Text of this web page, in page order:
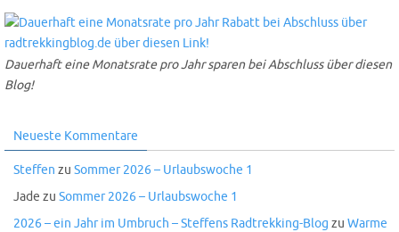
Dauerhaft eine Monatsrate pro Jahr sparen bei Abschluss über diesen
Blog!
Neueste Kommentare
Steffen zu Sommer 2026 – Urlaubswoche 1
Jade zu Sommer 2026 – Urlaubswoche 1
2026 – ein Jahr im Umbruch – Steffens Radtrekking-Blog zu Warme